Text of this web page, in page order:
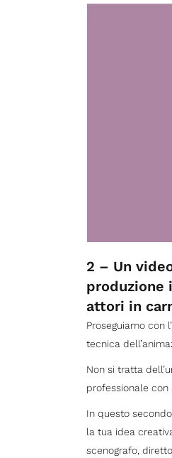
2 – Un
produzione
attori in
Proseguiamo con
tecnica
Non si tratta
professionale con
In questo
la tua idea
scenografo,